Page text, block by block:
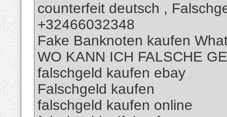
counterfeit deutsch ,
+32466032348
Fake Banknoten kaufen
WO KANN ICH FALSCHE
falschgeld kaufen ebay
Falschgeld kaufen
falschgeld kaufen online